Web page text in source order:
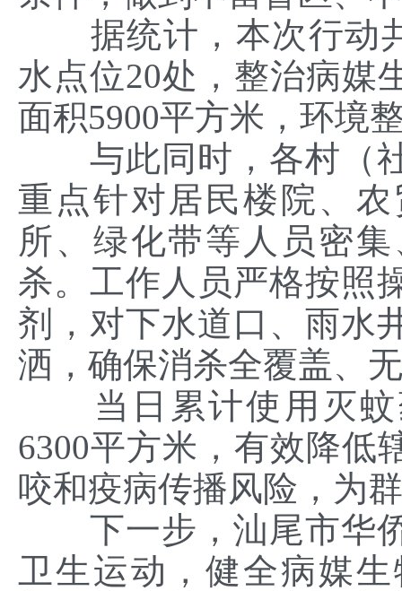
据统计，本次行动
水点位20处，整治病媒
面积5900平方米，环境
与此同时，各村（
重点针对居民楼院、
所、绿化带等人员密
杀。工作人员严格按照
剂，对下水道口、雨水
洒，确保消杀全覆盖、
当日累计使用灭
6300平方米，有效降低
咬和疫病传播风险，为
下一步，汕尾市华
卫生运动，健全病媒